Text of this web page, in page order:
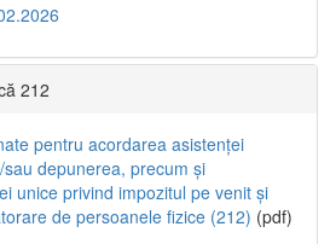
212
pentru acordarea asistenței
depunerea, precum și
unice privind impozitul pe venit și
de persoanele fizice (212) (pdf)